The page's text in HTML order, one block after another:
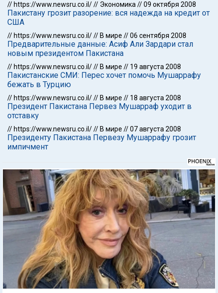
// https://www.newsru.co.il/// Экономика //09 октября 2008
Пакистану грозит разорение: вся надежда на кредит от
США
// https://www.newsru.co.il/// В мире //06 сентября 2008
Предварительные данные: Асиф Али Зардари стал
новым президентом Пакистана
// https://www.newsru.co.il/// В мире // 19 августа 2008
Пакистанские СМИ: Перес хочет помочь Мушаррафу
бежать в Турцию
// https://www.newsru.co.il/// В мире // 18 августа 2008
Президент Пакистана Первез Мушарраф уходит в
отставку
// https://www.newsru.co.il/// В мире //07 августа 2008
Президенту Пакистана Первезу Мушаррафу грозит
импичмент